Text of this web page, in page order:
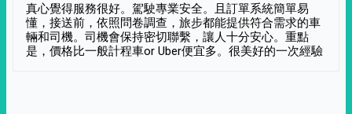
真心覺得服務很好。駕駛專業安全。且訂單系統簡單易
懂，接送前，依照問卷調查，旅步都能提供符合需求的車
輛和司機。司機會保持密切聯繫，讓人十分安心。重點
是，價格比一般計程車or Uber便宜多。很美好的一次經驗